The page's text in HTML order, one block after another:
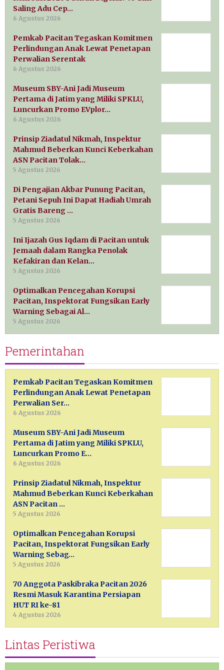
Saling Adu Cep…
6 Agustus 2026
Pemkab Pacitan Tegaskan Komitmen
Perlindungan Anak Lewat Penetapan
Perwalian Serentak
6 Agustus 2026
Museum SBY-Ani Jadi Museum
Pertama di Jatim yang Miliki SPKLU,
Luncurkan Promo EVplor…
6 Agustus 2026
Prinsip Ziadatul Nikmah, Inspektur
Mahmud Beberkan Kunci Keberkahan
ASN Pacitan Tolak…
5 Agustus 2026
Di Pengajian Akbar Punung Pacitan,
Petani Sepuh Ini Dapat Hadiah Umrah
Gratis Bareng …
5 Agustus 2026
Ini Ijazah Gus Iqdam di Pacitan untuk
Jemaah dalam Rangka Penolak
Kefakiran dan Kelan…
5 Agustus 2026
Optimalkan Pencegahan Korupsi
Pacitan, Inspektorat Fungsikan Early
Warning Sebagai Al…
5 Agustus 2026
Pemerintahan
Pemkab Pacitan Tegaskan Komitmen
Perlindungan Anak Lewat Penetapan
Perwalian Ser…
6 Agustus 2026
Museum SBY-Ani Jadi Museum
Pertama di Jatim yang Miliki SPKLU,
Luncurkan Promo E…
6 Agustus 2026
Prinsip Ziadatul Nikmah, Inspektur
Mahmud Beberkan Kunci Keberkahan
ASN Pacitan …
5 Agustus 2026
Optimalkan Pencegahan Korupsi
Pacitan, Inspektorat Fungsikan Early
Warning Sebag…
5 Agustus 2026
70 Anggota Paskibraka Pacitan 2026
Resmi Masuk Karantina Persiapan
HUT RI ke-81
4 Agustus 2026
Lintas Peristiwa